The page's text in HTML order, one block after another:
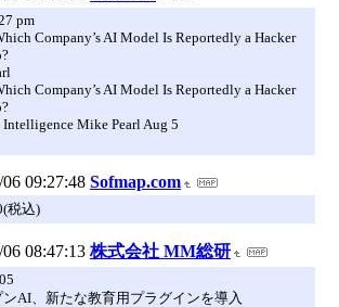
pm
Company’s AI Model Is Reportedly a Hacker
Company’s AI Model Is Reportedly a Hacker
Mike Pearl Aug 5
09:27:48 Sofmap.com
税込)
08:47:13 株式会社 MM総研
AI、新たな教育用プラグインを導入